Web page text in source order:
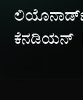
ಕೆನಡಿಯನ್